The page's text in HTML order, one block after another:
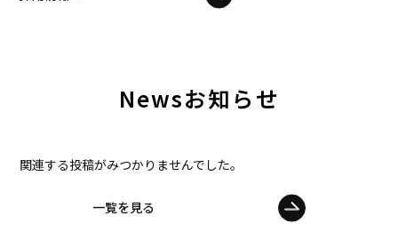
Newsお知らせ
関連する投稿がみつかりませんでした。
一覧を見る